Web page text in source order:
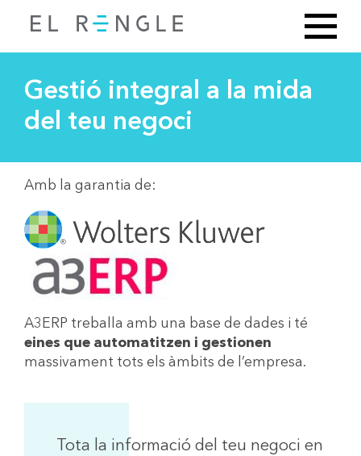
Gestió integral a la mida
del teu negoci
Amb la garantia de:
A3ERP treballa amb una base de dades i té
eines que automatitzen i gestionen
massivament tots els àmbits de l’empresa.
Tota la informació del teu negoci en